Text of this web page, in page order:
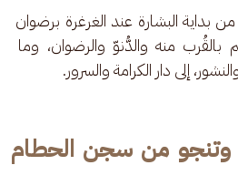
البشارة عند الغرغرة برضوان
بالقُرب منه والدُّنوّ والرضوان، وما
إلى دار الكرامة والسرور.
وتنجو من سجن الحطام